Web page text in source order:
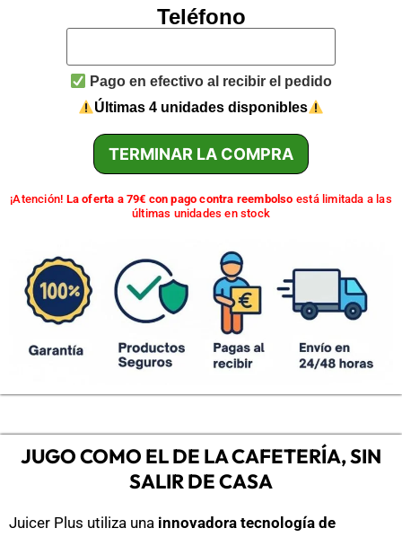
Teléfono
Pago en efectivo al recibir el pedido
Últimas 4 unidades disponibles
TERMINAR LA COMPRA
¡Atención! La oferta a 79€ con pago contra reembolso está limitada a las
últimas unidades en stock
JUGO COMO EL DE LA CAFETERÍA, SIN
SALIR DE CASA
Juicer Plus utiliza una innovadora tecnología de